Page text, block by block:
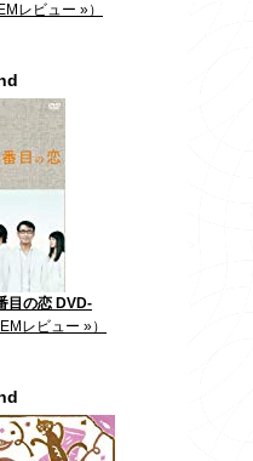
レビュー »）
目の恋 DVD-
レビュー »）